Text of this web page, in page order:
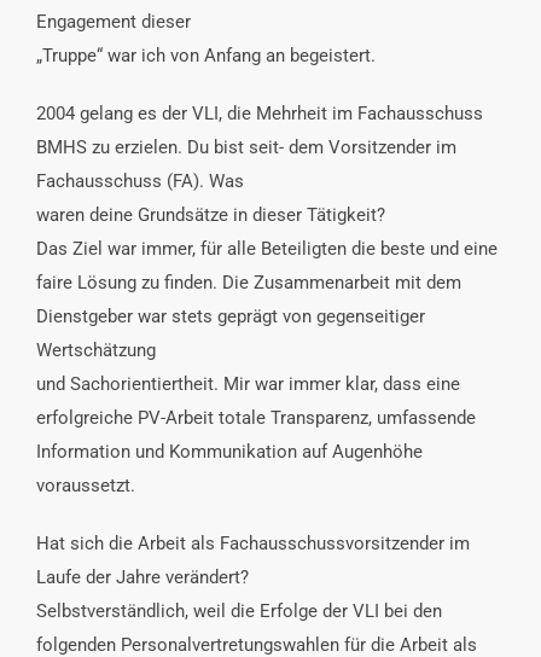
Engagement dieser
„Truppe“ war ich von Anfang an begeistert.
2004 gelang es der VLI, die Mehrheit im Fachausschuss
BMHS zu erzielen. Du bist seit- dem Vorsitzender im
Fachausschuss (FA). Was
waren deine Grundsätze in dieser Tätigkeit?
Das Ziel war immer, für alle Beteiligten die beste und eine
faire Lösung zu finden. Die Zusammenarbeit mit dem
Dienstgeber war stets geprägt von gegenseitiger
Wertschätzung
und Sachorientiertheit. Mir war immer klar, dass eine
erfolgreiche PV-Arbeit totale Transparenz, umfassende
Information und Kommunikation auf Augenhöhe
voraussetzt.
Hat sich die Arbeit als Fachausschussvorsitzender im
Laufe der Jahre verändert?
Selbstverständlich, weil die Erfolge der VLI bei den
folgenden Personalvertretungswahlen für die Arbeit als